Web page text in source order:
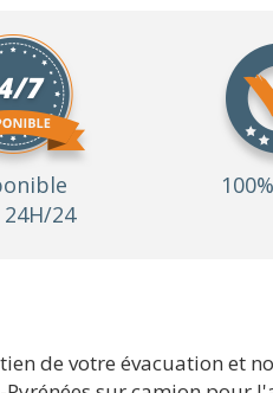
24H/24
de votre évacuation et